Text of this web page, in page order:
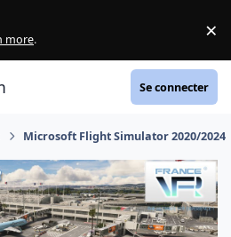
more. ×
Se connecter
Microsoft Flight Simulator 2020/2024